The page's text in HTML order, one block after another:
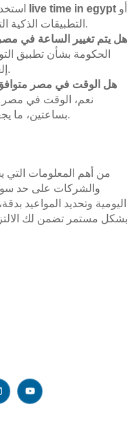
live time in egypt
التطبيقات الذكية التي تقوم بتحديث الوقت كل ثانية.
هل يتم تغيير الساعة في
الحكومة بشأن تطبيق
إلغاؤه حسب الظروف الاقتصادية.
هل الوقت في مصر
نعم، الوقت في مصر
بساعتين، ما يجعلها قريبة من التوقيت الأوروبي.
والشركات على حد
اليومية وتحديد المواعيد